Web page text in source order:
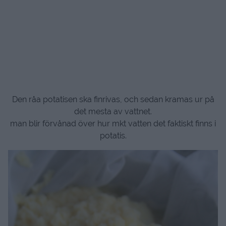
Den råa potatisen ska finrivas, och sedan kramas ur på
det mesta av vattnet.
man blir förvånad över hur mkt vatten det faktiskt finns i
potatis.